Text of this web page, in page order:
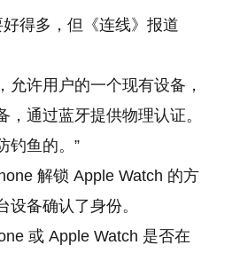
得多，但《连线》报道
许用户的一个现有设备，
，通过蓝牙提供物理认证。
钓鱼的。”
解锁 Apple Watch 的方
备确认了身份。
或 Apple Watch 是否在